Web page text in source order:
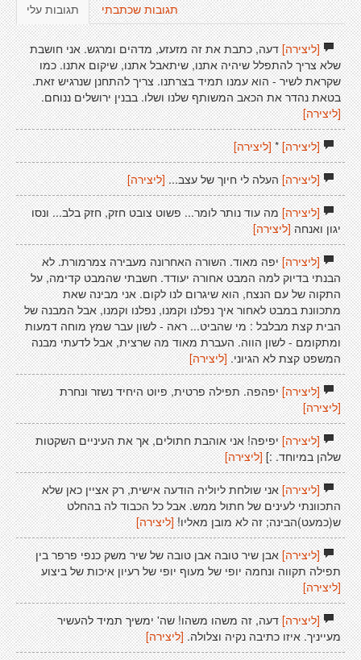
תגובות עלי תגובות שכתבתי
[ליצירה]דעה, כתבת את זה מזעזע, מדהים ומרגש. אני חושבת
שלא צריך להתפלל שיהיה אתנו, שיתאבל אתנו, שיקום אתנו. כמו
שקראת לשיר - הוא עמנו תמיד בצרתנו. צריך להתחנן שנרגיש זאת.
בטאת נהדר את הכאב המשותף שלנו ושלו. בבנין ירושלים ננוחם.
[ליצירה]
[ליצירה]*[ליצירה]
[ליצירה]העלה לי חיוך של עצב... [ליצירה]
[ליצירה]מה עוד נותר לומר... פשוט צובט חזק, חזק בלב... ונסו
יגון ואנחה [ליצירה]
[ליצירה]יפה מאוד. השורה האחרונה מעבירה צמרמורת. לא
הבנתי בדיוק למה המבט אחורה יעודד. חשבתי שהמבט קדימה, על
התקוה של עם הנצח, הוא שיגרום לנו לקום. אני מבינה שאת
מתכוונת במבט לאחור איך נפלנו וקמנו, נפלנו וקמנו, אבל המבנה של
הבית קצת מבלבל : מי שהביט... ראה - לשון עבר שמץ מוחה דמעות
ומתקומם - לשון הווה. העברת מאוד מה שרצית, אבל לדעתי מבנה
המשפט קצת לא הגיוני. [ליצירה]
[ליצירה]יפהפה. תפילה פרטית, פיוט היחיד נשזר ונחרת
[ליצירה]
[ליצירה]יפיפה! אני אוהבת חתולים, אך את העיניים השקטות
שלהן במיוחד. :][ליצירה]
[ליצירה]אני שולחת ליוליה הודעה אישית, רק אציין כאן שלא
התכוונתי לעינים של חתול ממש. אבל כל הכבוד לה בהחלט
ש(כמעט)הבינה; זה לא מובן מאליו! [ליצירה]
[ליצירה]אבן שיר טובה אבן טובה של שיר משק כנפי פרפר בין
תפילה תקווה ונחמה יופי של מעוף יופי של רעיון איכות של ביצוע
[ליצירה]
[ליצירה]דעה, זה משהו משהו! שה' ימשיך תמיד להעשיר
מעייניך. איזו כתיבה נקיה וצלולה. [ליצירה]